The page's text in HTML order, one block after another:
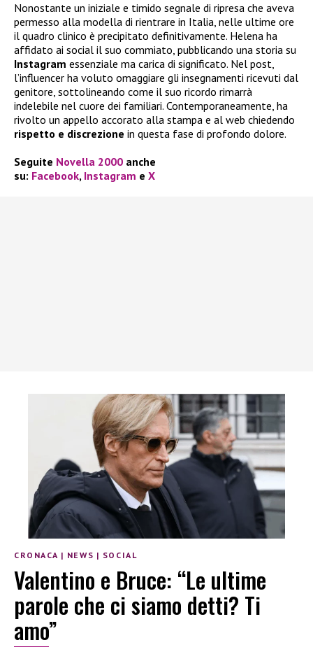
Nonostante un iniziale e timido segnale di ripresa che aveva
permesso alla modella di rientrare in Italia, nelle ultime ore
il quadro clinico è precipitato definitivamente. Helena ha
affidato ai social il suo commiato, pubblicando una storia su
Instagram essenziale ma carica di significato. Nel post,
l’influencer ha voluto omaggiare gli insegnamenti ricevuti dal
genitore, sottolineando come il suo ricordo rimarrà
indelebile nel cuore dei familiari. Contemporaneamente, ha
rivolto un appello accorato alla stampa e al web chiedendo
rispetto e discrezione in questa fase di profondo dolore.
Seguite Novella 2000 anche
su: Facebook, Instagram e X
CRONACA | NEWS | SOCIAL
Valentino e Bruce: “Le ultime
parole che ci siamo detti? Ti
amo”